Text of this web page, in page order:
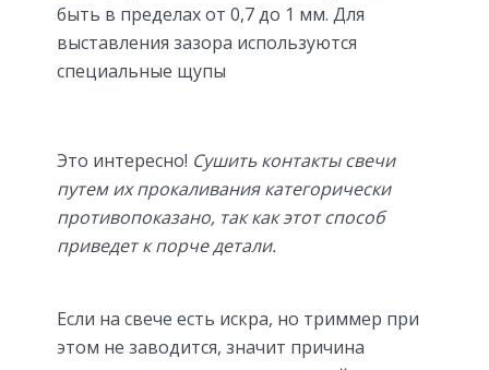
быть в пределах от 0,7 до 1 мм. Для
выставления зазора используются
специальные щупы
Это интересно! Сушить контакты свечи
путем их прокаливания категорически
противопоказано, так как этот способ
приведет к порче детали.
Если на свече есть искра, но триммер при
этом не заводится, значит причина